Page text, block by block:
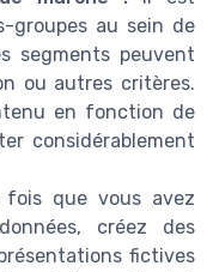
groupes au sein de
segments peuvent
ou autres critères.
en fonction de
considérablement
fois que vous avez
créez des
fictives